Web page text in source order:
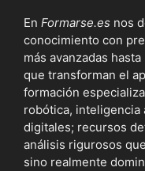
En Formarse.es nos
conocimiento con
más avanzadas
que transforman el
formación
robótica, inteligencia
digitales; recursos
análisis rigurosos
sino realmente